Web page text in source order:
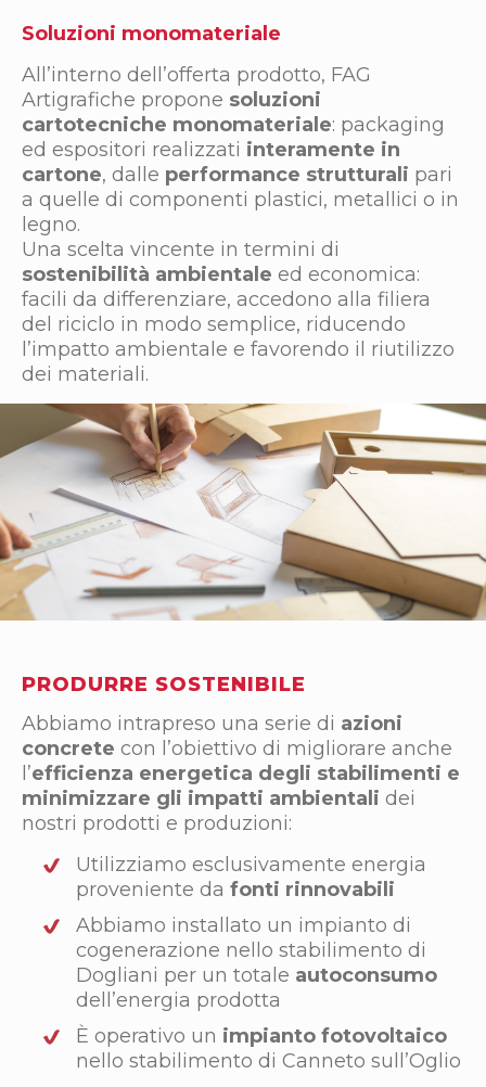
Soluzioni monomateriale
All’interno dell’offerta prodotto, FAG
Artigrafiche propone soluzioni
cartotecniche monomateriale: packaging
ed espositori realizzati interamente in
cartone, dalle performance strutturali pari
a quelle di componenti plastici, metallici o in
legno.
Una scelta vincente in termini di
sostenibilità ambientale ed economica:
facili da differenziare, accedono alla filiera
del riciclo in modo semplice, riducendo
l’impatto ambientale e favorendo il riutilizzo
dei materiali.
PRODURRE SOSTENIBILE
Abbiamo intrapreso una serie di azioni
concrete con l’obiettivo di migliorare anche
l’efficienza energetica degli stabilimenti e
minimizzare gli impatti ambientali dei
nostri prodotti e produzioni:
Utilizziamo esclusivamente energia
proveniente da fonti rinnovabili
Abbiamo installato un impianto di
cogenerazione nello stabilimento di
Dogliani per un totale autoconsumo
dell’energia prodotta
È operativo un impianto fotovoltaico
nello stabilimento di Canneto sull’Oglio